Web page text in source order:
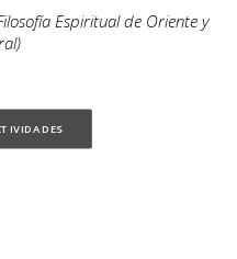
Espiritual de Oriente y